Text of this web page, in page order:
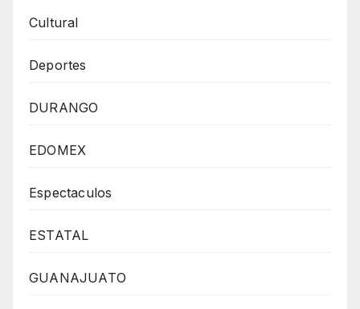
Cultural
Deportes
DURANGO
EDOMEX
Espectaculos
ESTATAL
GUANAJUATO